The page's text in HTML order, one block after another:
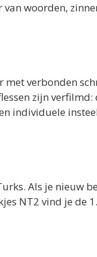
woorden,
verbonden
zijn
individuele
Als je nieuw
NT2 vind je de